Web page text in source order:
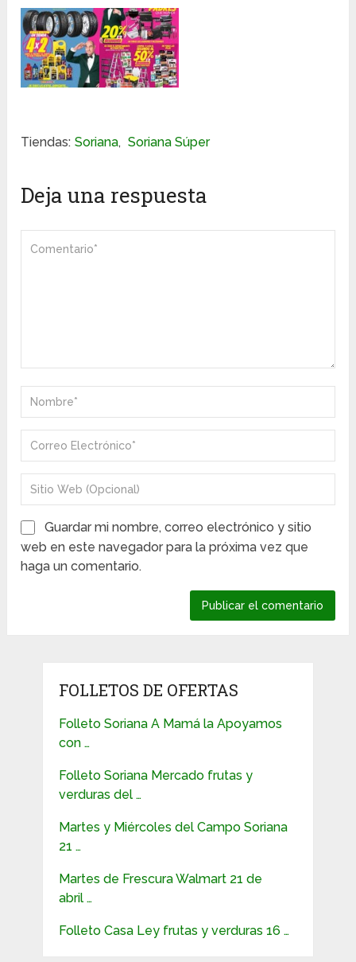
Tiendas: Soriana, Soriana Súper
Deja una respuesta
Guardar mi nombre, correo electrónico y sitio
web en este navegador para la próxima vez que
haga un comentario.
FOLLETOS DE OFERTAS
Folleto Soriana A Mamá la Apoyamos
con …
Folleto Soriana Mercado frutas y
verduras del …
Martes y Miércoles del Campo Soriana
21 …
Martes de Frescura Walmart 21 de
abril …
Folleto Casa Ley frutas y verduras 16 …